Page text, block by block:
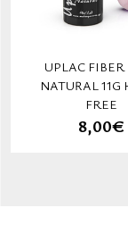
UPLAC FIBER
NATURAL 11G
FREE
8,00€